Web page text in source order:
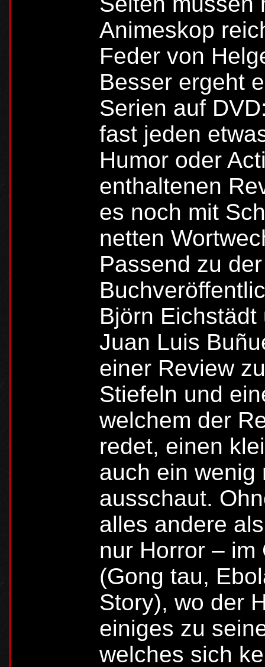
Animeskop
Feder von
Besser ergeht
Serien auf
fast jeden
Humor oder
enthaltenen
es noch mit
netten
Passend zu
Björn
Juan Luis
einer Review
Stiefeln und
welchem der
redet, einen
auch ein wenig
ausschaut.
alles andere
nur Horror – im
(Gong tau,
Story), wo der
einiges zu
welches sich